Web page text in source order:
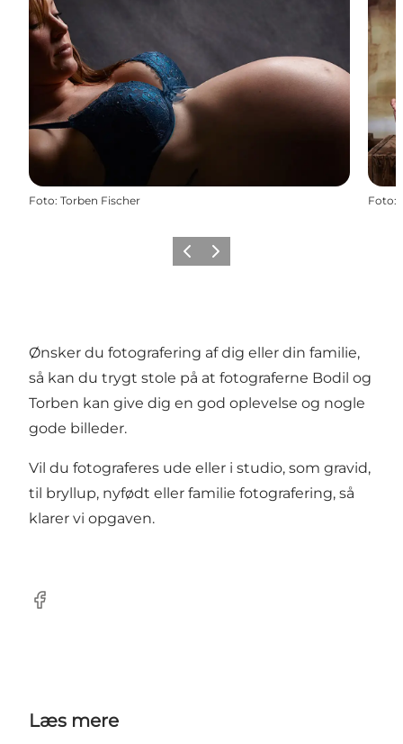
Foto: Torben Fischer Foto:
ForrigeNæste
Ønsker du fotografering af dig eller din familie,
så kan du trygt stole på at fotograferne Bodil og
Torben kan give dig en god oplevelse og nogle
gode billeder.
Vil du fotograferes ude eller i studio, som gravid,
til bryllup, nyfødt eller familie fotografering, så
klarer vi opgaven.
facebook
Læs mere